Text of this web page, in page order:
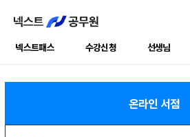
넥스트패스 수강신청 선생님
온라인 서점